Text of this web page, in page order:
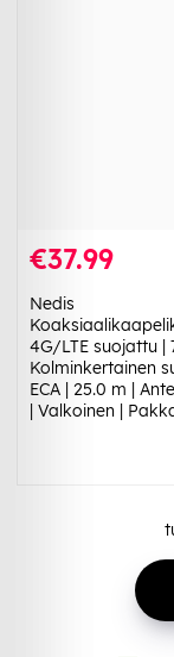
€37.99
Nedis
4G/LTE suojattu |
Kolminkertainen
ECA | 25.0 m |
| Valkoinen |